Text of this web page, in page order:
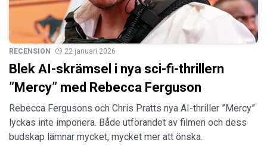
RECENSION 22 januari 2026
Blek AI-skrämsel i nya sci-fi-thrillern
”Mercy” med Rebecca Ferguson
Rebecca Fergusons och Chris Pratts nya AI-thriller ”Mercy”
lyckas inte imponera. Både utförandet av filmen och dess
budskap lämnar mycket, mycket mer att önska.